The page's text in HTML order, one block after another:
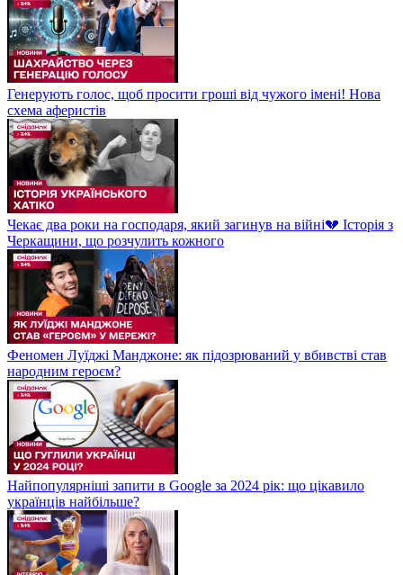
Генерують голос, щоб просити гроші від чужого імені! Нова
схема аферистів
Чекає два роки на господаря, який загинув на війні💔 Історія з
Черкащини, що розчулить кожного
Феномен Луїджі Манджоне: як підозрюваний у вбивстві став
народним героєм?
Найпопулярніші запити в Google за 2024 рік: що цікавило
українців найбільше?